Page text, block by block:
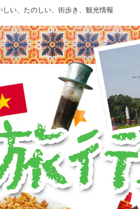
い、たのしい、街歩き、観光情報